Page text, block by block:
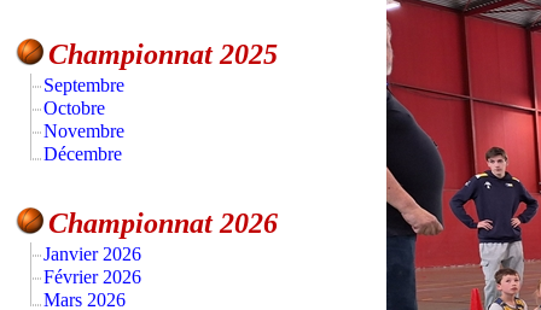
Championnat 2025
Septembre
Octobre
Novembre
Décembre
Championnat 2026
Janvier 2026
Février 2026
Mars 2026